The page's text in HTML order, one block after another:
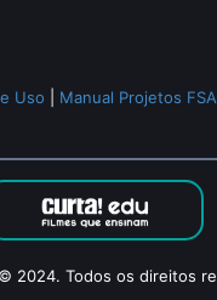
Uso Manual Projetos FSA
2024. Todos os direitos